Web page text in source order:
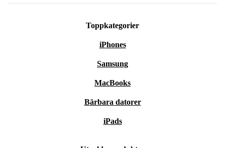
Toppkategorier
iPhones
Samsung
MacBooks
Bärbara datorer
iPads